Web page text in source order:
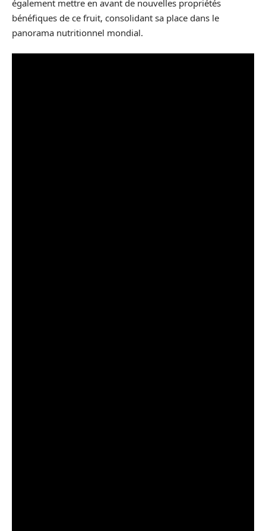
également mettre en avant de nouvelles propriétés
bénéfiques de ce fruit, consolidant sa place dans le
panorama nutritionnel mondial.